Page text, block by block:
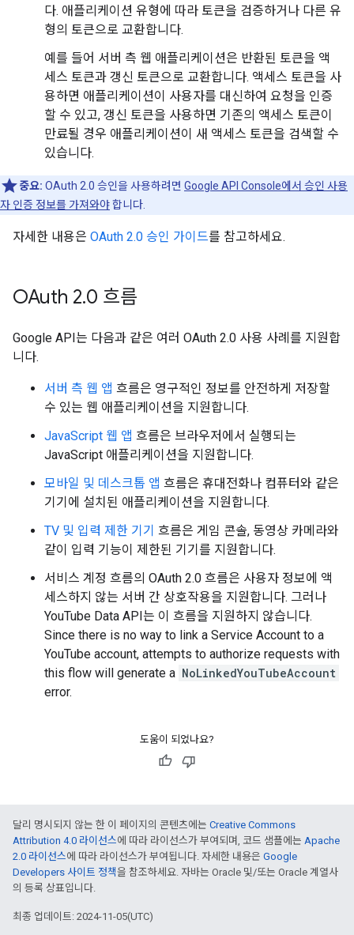
다. 애플리케이션 유형에 따라 토큰을 검증하거나 다른 유
형의 토큰으로 교환합니다.
예를 들어 서버 측 웹 애플리케이션은 반환된 토큰을 액
세스 토큰과 갱신 토큰으로 교환합니다. 액세스 토큰을 사
용하면 애플리케이션이 사용자를 대신하여 요청을 인증
할 수 있고, 갱신 토큰을 사용하면 기존의 액세스 토큰이
만료될 경우 애플리케이션이 새 액세스 토큰을 검색할 수
있습니다.
중요: OAuth 2.0 승인을 사용하려면 Google API Console에서 승인 사용
자 인증 정보를 가져와야합니다.
자세한 내용은 OAuth 2.0 승인 가이드를 참고하세요.
OAuth 2.0 흐름
Google API는 다음과 같은 여러 OAuth 2.0 사용 사례를 지원합
니다.
서버 측 웹 앱 흐름은 영구적인 정보를 안전하게 저장할
수 있는 웹 애플리케이션을 지원합니다.
JavaScript 웹 앱 흐름은 브라우저에서 실행되는
JavaScript 애플리케이션을 지원합니다.
모바일 및 데스크톱 앱 흐름은 휴대전화나 컴퓨터와 같은
기기에 설치된 애플리케이션을 지원합니다.
TV 및 입력 제한 기기 흐름은 게임 콘솔, 동영상 카메라와
같이 입력 기능이 제한된 기기를 지원합니다.
서비스 계정 흐름의 OAuth 2.0 흐름은 사용자 정보에 액
세스하지 않는 서버 간 상호작용을 지원합니다. 그러나
YouTube Data API는 이 흐름을 지원하지 않습니다.
Since there is no way to link a Service Account to a
YouTube account, attempts to authorize requests with
this flow will generate a NoLinkedYouTubeAccount
error.
도움이 되었나요?
달리 명시되지 않는 한 이 페이지의 콘텐츠에는 Creative Commons
Attribution 4.0 라이선스에 따라 라이선스가 부여되며, 코드 샘플에는 Apache
2.0 라이선스에 따라 라이선스가 부여됩니다. 자세한 내용은 Google
Developers 사이트 정책을 참조하세요. 자바는 Oracle 및/또는 Oracle 계열사
의 등록 상표입니다.
최종 업데이트: 2024-11-05(UTC)